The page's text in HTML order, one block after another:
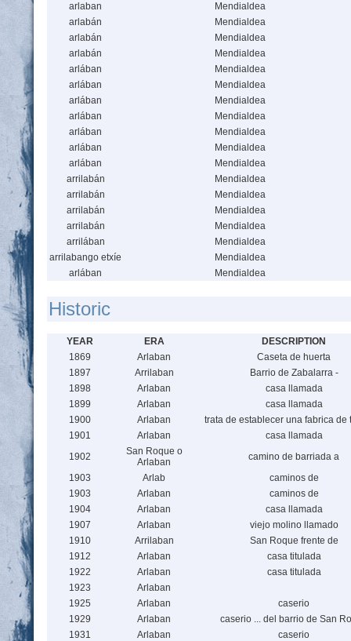
arlaban
Mendialdea
arlabán
Mendialdea
arlabán
Mendialdea
arlabán
Mendialdea
arlában
Mendialdea
arlában
Mendialdea
arlában
Mendialdea
arlában
Mendialdea
arlában
Mendialdea
arlában
Mendialdea
arlában
Mendialdea
arrilabán
Mendialdea
arrilabán
Mendialdea
arrilabán
Mendialdea
arrilabán
Mendialdea
arrilában
Mendialdea
arrilabango etxíe
Mendialdea
arlában
Mendialdea
Historic
YEAR ERA
DESCRIPTION
1869
Arlaban
Caseta de huerta
1897
Arrilaban
Barrio de Zabalarra -
1898
Arlaban
casa llamada
1899
Arlaban
casa llamada
1900
Arlaban
trata de establecer una fabrica de
1901
Arlaban
casa llamada
1902
San Roque o
Arlaban
camino de barriada a
1903
Arlab
caminos de
1903
Arlaban
caminos de
1904
Arlaban
casa llamada
1907
Arlaban
viejo molino llamado
1910
Arrilaban
San Roque frente de
1912
Arlaban
casa titulada
1922
Arlaban
casa titulada
1923
Arlaban
1925
Arlaban
caserio
1929
Arlaban
caserio ... del barrio de San
1931
Arlaban
caserio